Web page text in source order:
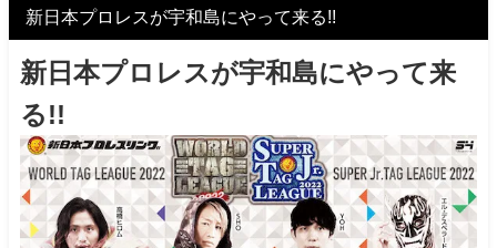
新日本プロレスが宇和島にやって来る!!
新日本プロレスが宇和島にやって来
る!!